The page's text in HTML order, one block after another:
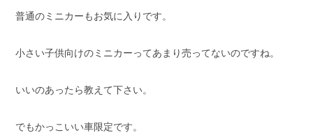
普通のミニカーもお気に入りです。
小さい子供向けのミニカーってあまり売ってないのですね。
いいのあったら教えて下さい。
でもかっこいい車限定です。